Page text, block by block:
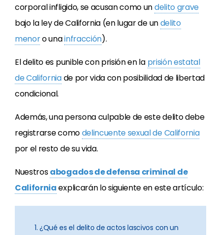
corporal infligido, se acusan como undelito grave
bajo la ley de California (en lugar de undelito
menoro unainfracción).
El delito es punible con prisión en la prisión estatal
de Californiade por vida con posibilidad de libertad
condicional.
Además, una persona culpable de este delito debe
registrarse comodelincuente sexual de California
por el resto de su vida.
Nuestrosabogados de defensa criminal de
Californiaexplicarán lo siguiente en este artículo:
1. ¿Qué es el delito de actos lascivos con un